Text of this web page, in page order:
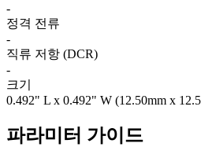
-
정격 전류
-
직류 저항 (DCR)
-
크기
0.492" L x 0.492" W (12.50mm x
파라미터 가이드